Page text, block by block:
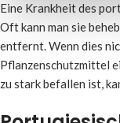
Eine Krankheit des
Oft kann man sie
entfernt. Wenn dies
Pflanzenschutzmittel
zu stark befallen ist,